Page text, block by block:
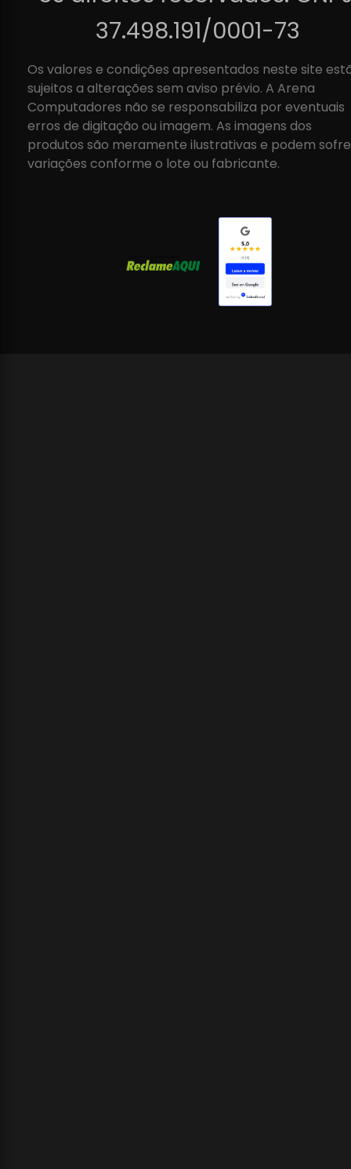
37.498.191/0001-73
Os valores e condições apresentados neste site
sujeitos a alterações sem aviso prévio. A Arena
Computadores não se responsabiliza por eventuais
erros de digitação ou imagem. As imagens dos
produtos são meramente ilustrativas e podem
variações conforme o lote ou fabricante.